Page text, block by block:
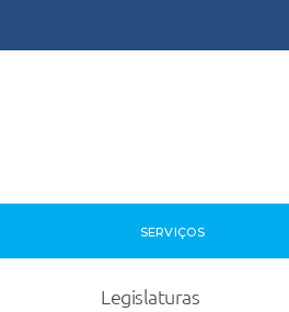
SERVIÇOS
Legislaturas